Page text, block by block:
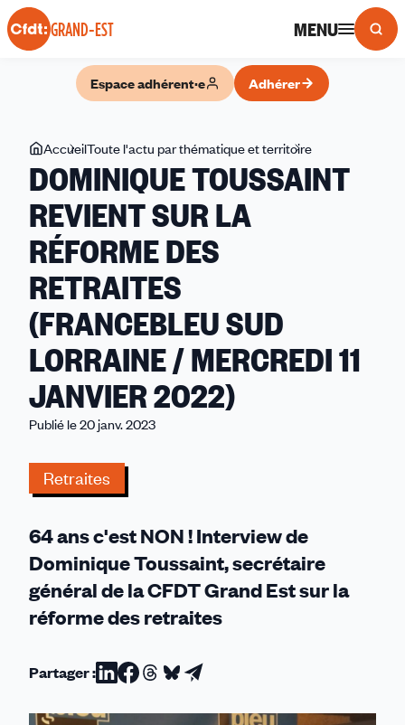
Panneau de gestion des cookies
GRAND-EST MENU
Espace adhérent·e Adhérer
Vous
êtes
ici
AccueilToute l'actu par thématique et territoire
TOUSSAINT
SUD
LORRAINE
DOMINIQUE TOUSSAINT
REVIENT SUR LA
RÉFORME DES
RETRAITES
(FRANCEBLEU SUD
LORRAINE / MERCREDI 11
JANVIER 2022)
Publié le 20 janv. 2023
Retraites
64 ans c'est NON ! Interview de
Dominique Toussaint, secrétaire
général de la CFDT Grand Est sur la
réforme des retraites
Partager :Partager
sur
Partager
sur
Partager
sur
Partager
sur
Partager
par